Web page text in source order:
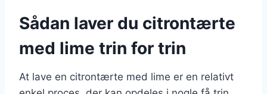
Sådan laver du citrontærte
med lime trin for trin
At lave en citrontærte med lime er en relativt